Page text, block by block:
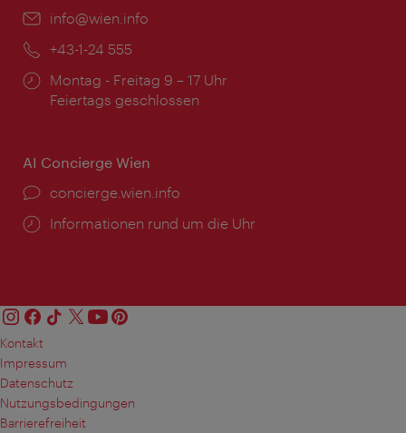
Email:
info@wien.info
Telefon:
+43-1-24 555
Öffnungszeiten:
Montag - Freitag 9 – 17 Uhr
Feiertags geschlossen
AI Concierge Wien
Ort:
concierge.wien.info
Öffnungszeiten:
Informationen rund um die Uhr
Kontakt
Impressum
Datenschutz
Nutzungsbedingungen
Barrierefreiheit